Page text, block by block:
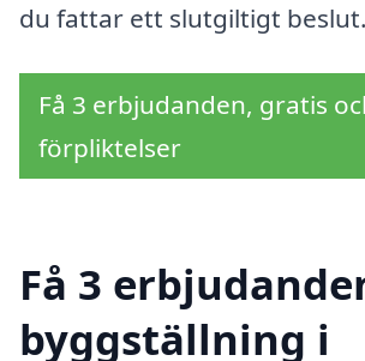
du fattar ett slutgiltigt beslut.
Få 3 erbjudanden, gratis
förpliktelser
Få 3
byggställning i